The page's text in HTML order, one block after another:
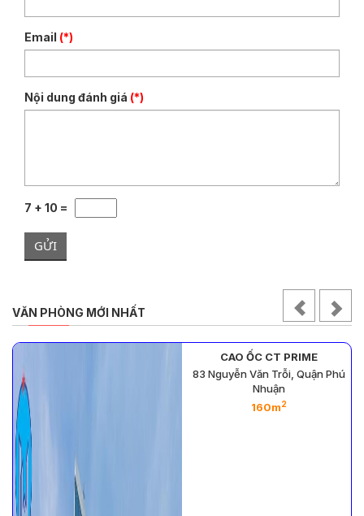
Email (*)
Nội dung đánh giá (*)
7 + 10 =
GỬI
VĂN PHÒNG MỚI NHẤT
160m
CAO ỐC CT PRIME
83 Nguyễn Văn Trỗi, Quận Phú
Nhuận
160m2